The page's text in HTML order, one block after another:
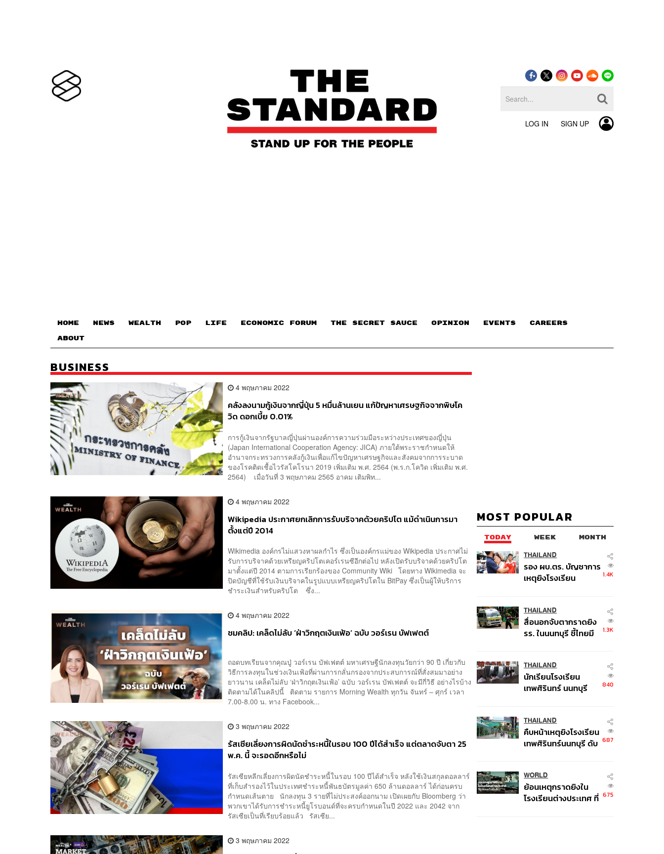
LOG IN SIGN UP
HOME NEWS WEALTH POP LIFE ECONOMIC FORUM THE SECRET SAUCE​ OPINION EVENTS CAREERS
ABOUT
BUSINESS
4 พฤษภาคม 2022
คลังลงนามกู้เงินจากญี่ปุ่น 5 หมื่นล้านเยน แก้ปัญหาเศรษฐกิจจากพิษโค
วิด ดอกเบี้ย 0.01%
การกู้เงินจากรัฐบาลญี่ปุ่นผ่านองค์การความร่วมมือระหว่างประเทศของญี่ปุ่น
(Japan International Cooperation Agency: JICA) ภายใต้พระราชกำหนดให้
อำนาจกระทรวงการคลังกู้เงินเพื่อแก้ไขปัญหาเศรษฐกิจและสังคมจากการระบาด
ของโรคติดเชื้อไวรัสโคโรนา 2019 เพิ่มเติม พ.ศ. 2564 (พ.ร.ก.โควิด เพิ่มเติม พ.ศ.
2564) เมื่อวันที่ 3 พฤษภาคม 2565 อาคม เติมพิท...
4 พฤษภาคม 2022
Wikipedia ประกาศยกเลิกการรับบริจาคด้วยคริปโต แม้ดำเนินการมา
ตั้งแต่ปี 2014
Wikimedia องค์กรไม่แสวงหาผลกำไร ซึ่งเป็นองค์กรแม่ของ Wikipedia ประกาศไม่
รับการบริจาคด้วยเหรียญคริปโตเคอร์เรนซีอีกต่อไป หลังเปิดรับบริจาคด้วยคริปโต
มาตั้งแต่ปี 2014 ตามการเรียกร้องของ Community Wiki โดยทาง Wikimedia จะ
ปิดบัญชีที่ใช้รับเงินบริจาคในรูปแบบเหรียญคริปโตใน BitPay ซึ่งเป็นผู้ให้บริการ
ชำระเงินสำหรับคริปโต ซึ่ง...
4 พฤษภาคม 2022
ชมคลิป: เคล็ดไม่ลับ ‘ฝ่าวิกฤตเงินเฟ้อ’ ฉบับ วอร์เรน บัฟเฟตต์
ถอดบทเรียนจากคุณปู่ วอร์เรน บัฟเฟตต์ มหาเศรษฐีนักลงทุนวัยกว่า 90 ปี เกี่ยวกับ
วิธีการลงทุนในช่วงเงินเฟ้อที่ผ่านการกลั่นกรองจากประสบการณ์ที่สั่งสมมาอย่าง
ยาวนาน เคล็ดไม่ลับ ‘ฝ่าวิกฤตเงินเฟ้อ’ ฉบับ วอร์เรน บัฟเฟตต์ จะมีกี่วิธี อย่างไรบ้าง
ติดตามได้ในคลิปนี้ ติดตาม รายการ Morning Wealth ทุกวัน จันทร์ – ศุกร์ เวลา
7.00-8.00 น. ทาง Facebook...
3 พฤษภาคม 2022
รัสเซียเลี่ยงการผิดนัดชำระหนี้ในรอบ 100 ปีได้สำเร็จ แต่ตลาดจับตา 25
พ.ค. นี้ จะรอดอีกหรือไม่
รัสเซียหลีกเลี่ยงการผิดนัดชำระหนี้ในรอบ 100 ปีได้สำเร็จ หลังใช้เงินสกุลดอลลาร์
ที่เก็บสำรองไว้ในประเทศชำระหนี้พันธบัตรมูลค่า 650 ล้านดอลลาร์ ได้ก่อนครบ
กำหนดเส้นตาย นักลงทุน 3 รายที่ไม่ประสงค์ออกนาม เปิดเผยกับ Bloomberg ว่า
พวกเขาได้รับการชำระหนี้ยูโรบอนด์ที่จะครบกำหนดในปี 2022 และ 2042 จาก
รัสเซียเป็นที่เรียบร้อยแล้ว รัสเซีย...
3 พฤษภาคม 2022
MOST POPULAR
TODAY WEEK MONTH
THAILAND
รอง ผบ.ตร. บัญชาการ
เหตุยิงโรงเรียน
คนติดค้าง พบศพปู่-ย่า
ที่บ้านพักผู้ก่อเหตุ
1.4K
THAILAND
สื่อนอกจับตากราดยิง
รร. ในนนทบุรี ชี้ไทยมี
1.3K
THAILAND
นักเรียนโรงเรียน
เทพศิรินทร์ นนทบุรี
เหตุใช้อาวุธปืนภายใน
โรงเรียนคลี่คลาย
840
THAILAND
คืบหน้าเหตุยิงโรงเรียน
เทพศิรินทร์นนทบุรี ดับ
เหตุ
687
WORLD
ย้อนเหตุกราดยิงใน
โรงเรียนต่างประเทศ ที่ 675